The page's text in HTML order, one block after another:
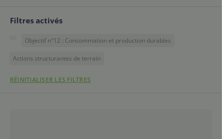
Filtres activés
Objectif n°12 : Consommation et production durables
Actions structurantes de terrain
RÉINITIALISER LES FILTRES